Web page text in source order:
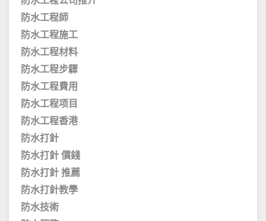
防水工程師
防水工程施工
防水工程材料
防水工程步驟
防水工程費用
防水工程项目
防水工程香港
防水打針
防水打針 價錢
防水打針 推薦
防水打針教學
防水技術